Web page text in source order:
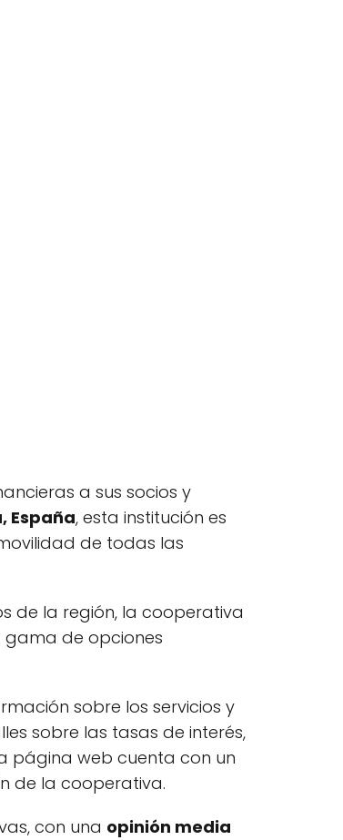
a sus socios y
España, esta institución es
de todas las
de la región, la cooperativa
gama de opciones
sobre los servicios y
sobre las tasas de interés,
página web cuenta con un
de la cooperativa.
con una opinión media